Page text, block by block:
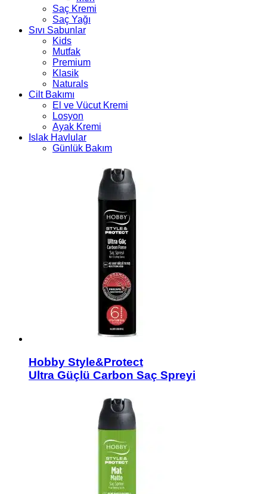
Saç Kremi
Saç Yağı
Sıvı Sabunlar
Kids
Mutfak
Premium
Klasik
Naturals
Cilt Bakımı
El ve Vücut Kremi
Losyon
Ayak Kremi
Islak Havlular
Günlük Bakım
Hobby Style&Protect
Ultra Güçlü Carbon Saç Spreyi